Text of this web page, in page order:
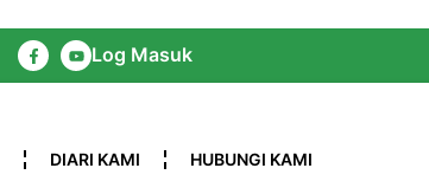
Log Masuk
DIARI KAMI HUBUNGI KAMI